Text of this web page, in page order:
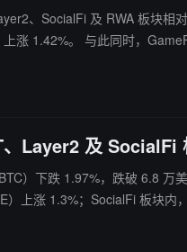
、SocialFi 及 RWA 板块
（WEMIX）上涨 4.3
（RIVER）逆势上涨
Layer2 及 SocialFi
跌破 6.8 万美元；Ethereum（
1.3%；SocialFi 板块内，
，eCash（XEC）上涨